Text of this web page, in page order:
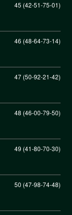
45 (42-51-75-01)
46 (48-64-73-14)
47 (50-92-21-42)
48 (46-00-79-50)
49 (41-80-70-30)
50 (47-98-74-48)